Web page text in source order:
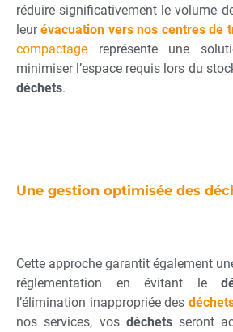
réduire significativement le volume
leurévacuation vers nos centres de
compactage représente une
minimiser l’espace requis lors du
déchets.
Une gestion optimisée des
Cette approche garantit également
réglementation en évitant le
l’élimination inappropriée des
nos services, vos déchetsseront